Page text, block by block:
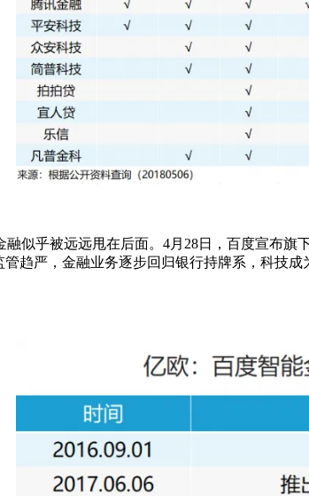
融似乎被远远甩在后面。4月28日，百度宣布
趋严，金融业务逐步回归银行持牌系，科技